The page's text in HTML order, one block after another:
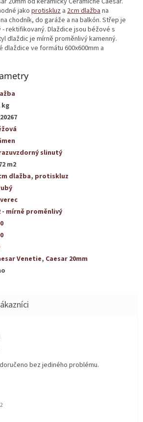
jako protiskluz a 2cm dlažba na
chodník, do garáže a na balkón. Střep je
rektifikovaný. Dlaždice jsou béžové s
dlaždic je mírně proměnlivý kamenný.
dlaždice ve formátu 600x600mm a
kg
slinutý
m2
dlažba, protiskluz
- mírně proměnlivý
Venetie, Caesar 20mm
obchodu je 5 z 5 hvězdiček.
bez jediného problému.
obchodu je 5 z 5 hvězdiček.